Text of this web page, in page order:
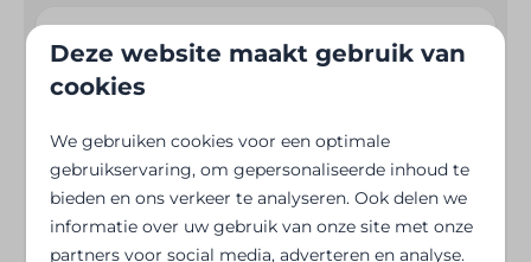
Buiten
Terras
1 parkeerplaats
Verwarming en verkoeling
Centrale verwarming
do
13 aug
vr
14 aug
za
15 aug
Deze website maakt gebruik van
cookies
We gebruiken cookies voor een optimale
gebruikservaring, om gepersonaliseerde inhoud te
bieden en ons verkeer te analyseren. Ook delen we
informatie over uw gebruik van onze site met onze
partners voor social media, adverteren en analyse.